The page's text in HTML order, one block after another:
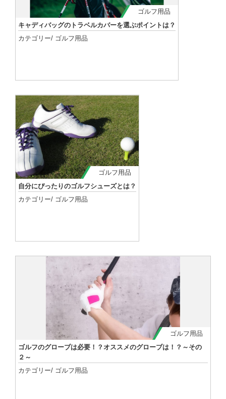
ゴルフ用品
キャディバッグのトラベルカバーを選ぶポイントは？
カテゴリー/ ゴルフ用品
ゴルフ用品
自分にぴったりのゴルフシューズとは？
カテゴリー/ ゴルフ用品
ゴルフ用品
ゴルフのグローブは必要！？オススメのグローブは！？～その
２～
カテゴリー/ ゴルフ用品